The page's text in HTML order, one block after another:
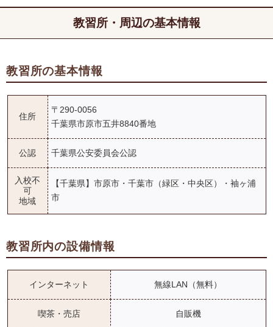
教習所・周辺の基本情報
教習所の基本情報
住所
〒290-0056
千葉県市原市五井8840番地
公認 千葉県公安委員会公認
入校不
可
地域
【千葉県】市原市・千葉市（緑区・中央区）・袖ヶ浦
市
教習所内の設備情報
インターネット 無線LAN（無料）
喫茶・売店 自販機